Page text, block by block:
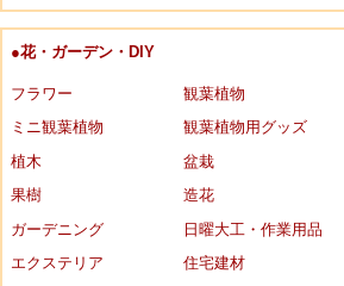
●花・ガーデン・DIY
フラワー
観葉植物
ミニ観葉植物
観葉植物用グッズ
植木
盆栽
果樹
造花
ガーデニング
日曜大工・作業用品
エクステリア
住宅建材